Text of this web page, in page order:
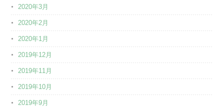
2020年3月
2020年2月
2020年1月
2019年12月
2019年11月
2019年10月
2019年9月